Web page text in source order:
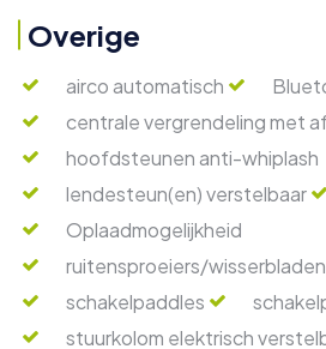
Overige
airco automatisch
centrale vergrendeling met
hoofdsteunen anti-whiplash
lendesteun(en) verstelbaar
Oplaadmogelijkheid
ruitensproeiers/
schakelpaddles
stuurkolom elektrisch